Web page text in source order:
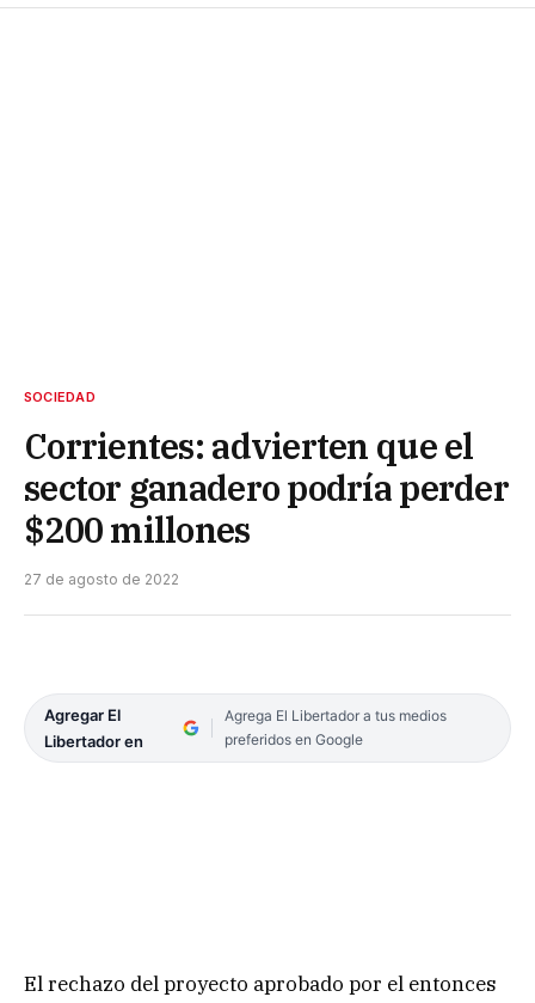
SOCIEDAD
Corrientes: advierten que el
sector ganadero podría perder
$200 millones
27 de agosto de 2022
Agregar El
Libertador en
Agrega El Libertador a tus medios
preferidos en Google
El rechazo del proyecto aprobado por el entonces